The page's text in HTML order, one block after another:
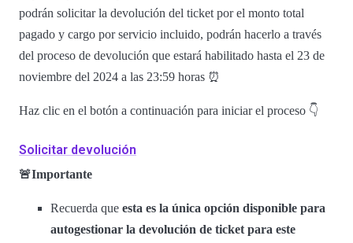
podrán solicitar la devolución del ticket por el monto total
pagado y cargo por servicio incluido, podrán hacerlo a través
del proceso de devolución que estará habilitado hasta el 23 de
noviembre del 2024 a las 23:59 horas ⏰
Haz clic en el botón a continuación para iniciar el proceso 👇
Solicitar devolución
🚨Importante
Recuerda que esta es la única opción disponible para
autogestionar la devolución de ticket para este